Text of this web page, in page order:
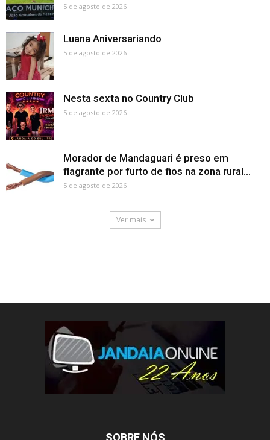
5 de agosto de 2026
Luana Aniversariando
5 de agosto de 2026
Nesta sexta no Country Club
5 de agosto de 2026
Morador de Mandaguari é preso em
flagrante por furto de fios na zona rural...
5 de agosto de 2026
Ver mais
SOBRE NÓS